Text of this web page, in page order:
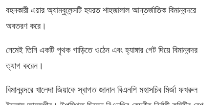
বহনকারী এয়ার অ্যাম্বুলেন্সটি হযরত শাহজালাল আন্তর্জাতিক বিমানবন্দরে
অবতরণ করে।
নেমেই তিনি একটি পৃথক গাড়িতে ওঠেন এবং হ্যাঙ্গার গেট দিয়ে বিমানবন্দর
ত্যাগ করেন।
বিমানবন্দরে খালেদা জিয়াকে স্বাগত জানান বিএনপি মহাসচিব মির্জা ফখরুল